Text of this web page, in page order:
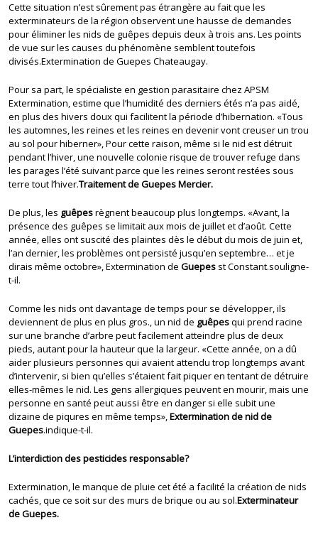
Cette situation n’est sûrement pas étrangère au fait que les
exterminateurs de la région observent une hausse de demandes
pour éliminer les nids de guêpes depuis deux à trois ans. Les points
de vue sur les causes du phénomène semblent toutefois
divisés.Extermination de Guepes Chateaugay.
Pour sa part, le spécialiste en gestion parasitaire chez APSM
Extermination, estime que l’humidité des derniers étés n’a pas aidé,
en plus des hivers doux qui facilitent la période d’hibernation. «Tous
les automnes, les reines et les reines en devenir vont creuser un trou
au sol pour hiberner», Pour cette raison, même si le nid est détruit
pendant l’hiver, une nouvelle colonie risque de trouver refuge dans
les parages l’été suivant parce que les reines seront restées sous
terre tout l’hiver.Traitement de Guepes Mercier.
De plus, les guêpesrègnent beaucoup plus longtemps. «Avant, la
présence des guêpes se limitait aux mois de juillet et d’août. Cette
année, elles ont suscité des plaintes dès le début du mois de juin et,
l’an dernier, les problèmes ont persisté jusqu’en septembre… et je
dirais même octobre», Extermination deGuepes st Constant.souligne-
t-il.
Comme les nids ont davantage de temps pour se développer, ils
deviennent de plus en plus gros., un nid de guêpesqui prend racine
sur une branche d’arbre peut facilement atteindre plus de deux
pieds, autant pour la hauteur que la largeur. «Cette année, on a dû
aider plusieurs personnes qui avaient attendu trop longtemps avant
d’intervenir, si bien qu’elles s’étaient fait piquer en tentant de détruire
elles-mêmes le nid. Les gens allergiques peuvent en mourir, mais une
personne en santé peut aussi être en danger si elle subit une
dizaine de piqures en même temps»,Extermination de nid de
Guepes.indique-t-il.
L’interdiction des pesticides responsable?
Extermination, le manque de pluie cet été a facilité la création de nids
cachés, que ce soit sur des murs de brique ou au sol.Exterminateur
de Guepes.